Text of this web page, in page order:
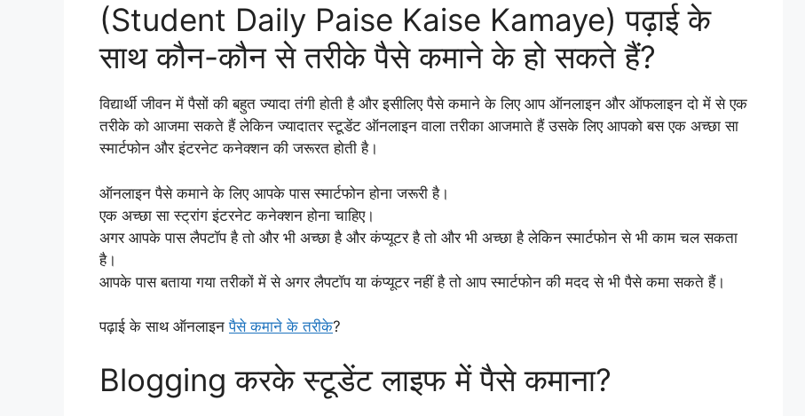
(Student Daily Paise Kaise Kamaye) पढ़ाई के
साथ कौन-कौन से तरीके पैसे कमाने के हो सकते हैं?
विद्यार्थी जीवन में पैसों की बहुत ज्यादा तंगी होती है और इसीलिए पैसे कमाने के लिए आप ऑनलाइन और ऑफलाइन दो में से एक
तरीके को आजमा सकते हैं लेकिन ज्यादातर स्टूडेंट ऑनलाइन वाला तरीका आजमाते हैं उसके लिए आपको बस एक अच्छा सा
स्मार्टफोन और इंटरनेट कनेक्शन की जरूरत होती है।
ऑनलाइन पैसे कमाने के लिए आपके पास स्मार्टफोन होना जरूरी है।
एक अच्छा सा स्ट्रांग इंटरनेट कनेक्शन होना चाहिए।
अगर आपके पास लैपटॉप है तो और भी अच्छा है और कंप्यूटर है तो और भी अच्छा है लेकिन स्मार्टफोन से भी काम चल सकता
है।
आपके पास बताया गया तरीकों में से अगर लैपटॉप या कंप्यूटर नहीं है तो आप स्मार्टफोन की मदद से भी पैसे कमा सकते हैं।
पढ़ाई के साथ ऑनलाइनपैसे कमाने के तरीके?
Blogging करके स्टूडेंट लाइफ में पैसे कमाना?